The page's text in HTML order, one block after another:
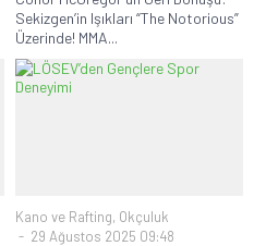
Sekizgen’in Işıkları “The Notorious”
Üzerinde! MMA...
Kano ve Rafting, Okçuluk
29 Ağustos 2025 09:48